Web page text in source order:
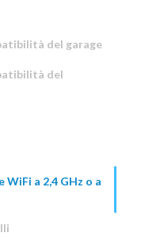
del garage
del
WiFi a 2,4 GHz o a